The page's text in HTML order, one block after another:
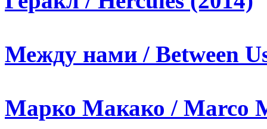
Между нами / Between
Марко Макако / Marco